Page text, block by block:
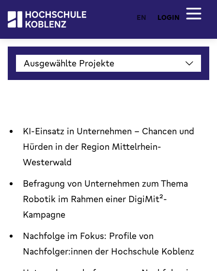
EN LOGIN
Ausgewählte Projekte
KI-Einsatz in Unternehmen – Chancen und
Hürden in der Region Mittelrhein-
Westerwald
Befragung von Unternehmen zum Thema
Robotik im Rahmen einer DigiMit²-
Kampagne
Nachfolge im Fokus: Profile von
Nachfolger:innen der Hochschule Koblenz